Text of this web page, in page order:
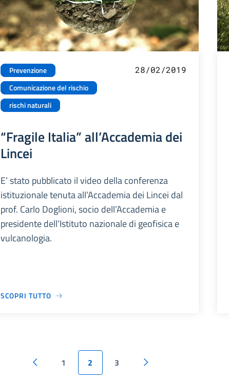
Prevenzione
Comunicazione del rischio
rischi naturali
28/02/2019
“Fragile Italia” all’Accademia dei
Lincei
E’ stato pubblicato il video della conferenza
istituzionale tenuta all’Accademia dei Lincei dal
prof. Carlo Doglioni, socio dell’Accademia e
presidente dell’Istituto nazionale di geofisica e
vulcanologia.
SCOPRI TUTTO
1 2 3